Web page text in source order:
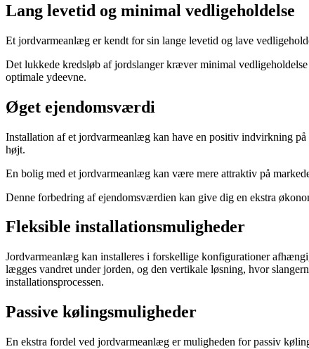
Lang levetid og minimal vedligeholdelse
Et jordvarmeanlæg er kendt for sin lange levetid og lave
Det lukkede kredsløb af jordslanger kræver minimal
optimale ydeevne.
Øget ejendomsværdi
Installation af et jordvarmeanlæg kan have en positiv indvirkning
højt.
En bolig med et jordvarmeanlæg kan være mere attraktiv på
Denne forbedring af ejendomsværdien kan give dig en ekstra
Fleksible installationsmuligheder
Jordvarmeanlæg kan installeres i forskellige konfigurationer
lægges vandret under jorden, og den vertikale løsning, hvor
installationsprocessen.
Passive kølingsmuligheder
En ekstra fordel ved jordvarmeanlæg er muligheden for passiv